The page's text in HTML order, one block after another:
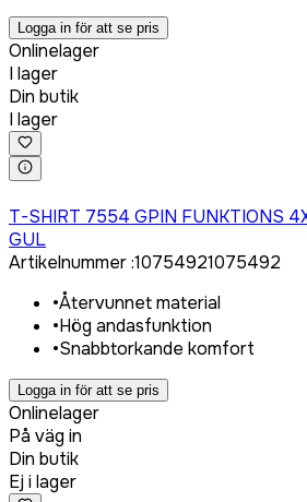
Logga in för att se pris
Onlinelager
I lager
Din butik
I lager
T-SHIRT 7554 GPIN FUNKTIONS
GUL
Artikelnummer:10754921075492
•Återvunnet material
•Hög andasfunktion
•Snabbtorkande komfort
Logga in för att se pris
Onlinelager
På väg in
Din butik
Ej i lager